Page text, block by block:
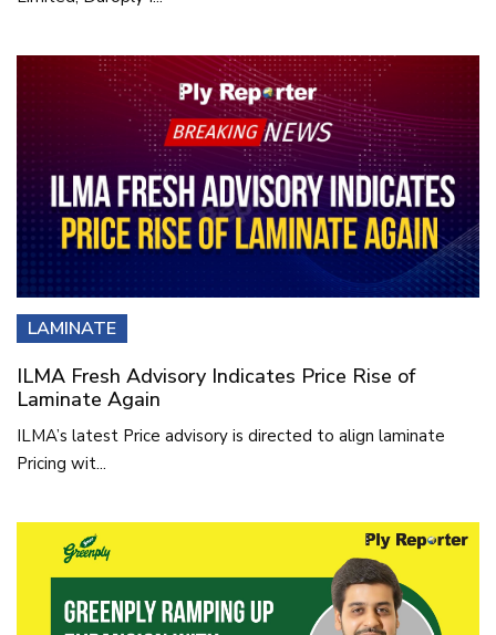
LAMINATE
ILMA Fresh Advisory Indicates Price Rise of
Laminate Again
ILMA’s latest Price advisory is directed to align laminate
Pricing wit...